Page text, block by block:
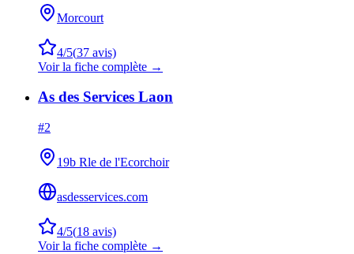
Morcourt
4/5(37 avis)
Voir la fiche complète →
As des Services Laon
#2
19b Rle de l'Ecorchoir
asdesservices.com
4/5(18 avis)
Voir la fiche complète →